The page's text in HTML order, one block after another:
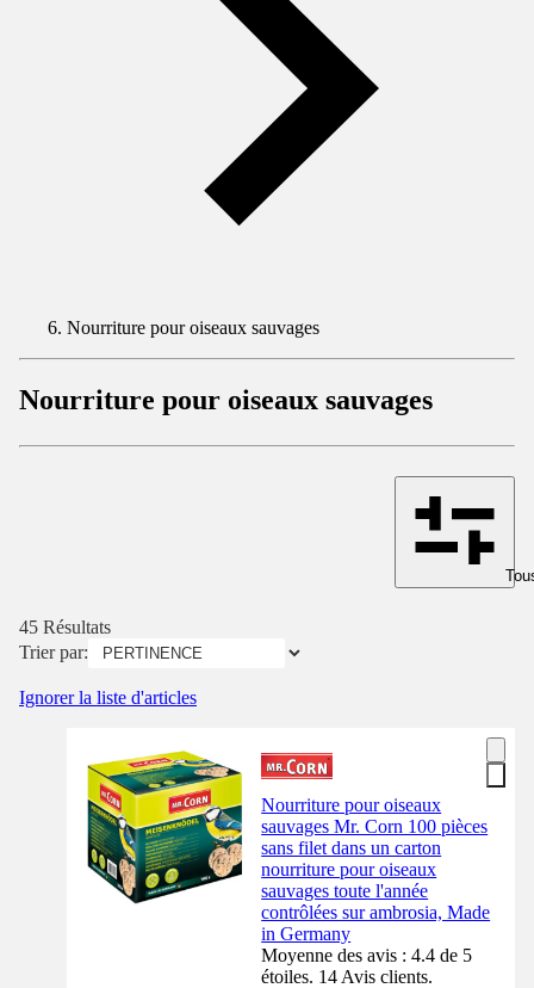
Nourriture pour oiseaux sauvages
Nourriture pour oiseaux sauvages
45 Résultats
Trier par:
Ignorer la liste d'articles
Nourriture pour oiseaux
sauvages Mr. Corn 100 pièces
sans filet dans un carton
nourriture pour oiseaux
sauvages toute l'année
contrôlées sur ambrosia, Made
in Germany
Moyenne des avis : 4.4 de 5
étoiles. 14 Avis clients.